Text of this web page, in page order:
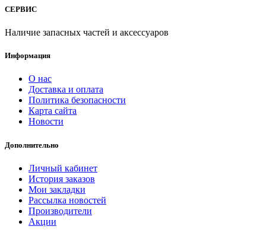
СЕРВИС
Наличие запасных частей и аксессуаров
Информация
О нас
Доставка и оплата
Политика безопасности
Карта сайта
Новости
Дополнительно
Личный кабинет
История заказов
Мои закладки
Рассылка новостей
Производители
Акции